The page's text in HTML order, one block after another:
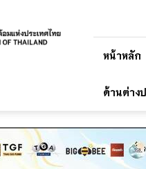
หน้าหลัก
ด้านต่าง